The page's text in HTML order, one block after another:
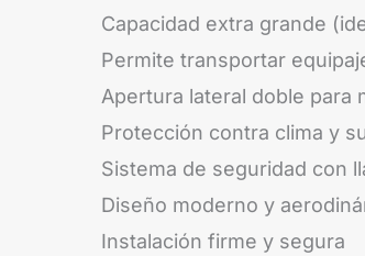
Capacidad extra grande
Permite transportar
Apertura lateral doble para
Protección contra clima y
Sistema de seguridad con
Diseño moderno y
Instalación firme y segura